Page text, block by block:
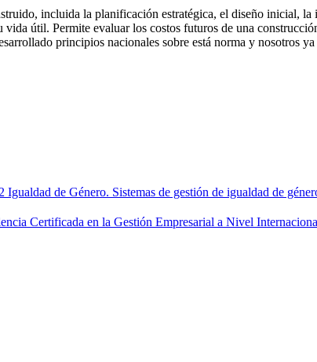
incluida la planificación estratégica, el diseño inicial,
útil. Permite evaluar los costos futuros de una
principios nacionales sobre está norma y nosotros
de Género. Sistemas de gestión de igualdad de
Certificada en la Gestión Empresarial a Nivel